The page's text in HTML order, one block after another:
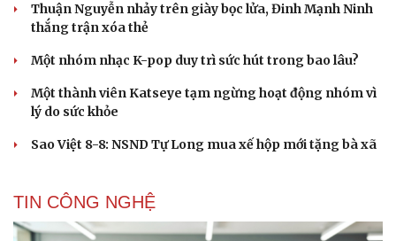
Thuận Nguyễn nhảy trên giày bọc lửa, Đinh Mạnh Ninh
thắng trận xóa thẻ
Một nhóm nhạc K-pop duy trì sức hút trong bao lâu?
Một thành viên Katseye tạm ngừng hoạt động nhóm vì
lý do sức khỏe
Sao Việt 8-8: NSND Tự Long mua xế hộp mới tặng bà xã
TIN CÔNG NGHỆ